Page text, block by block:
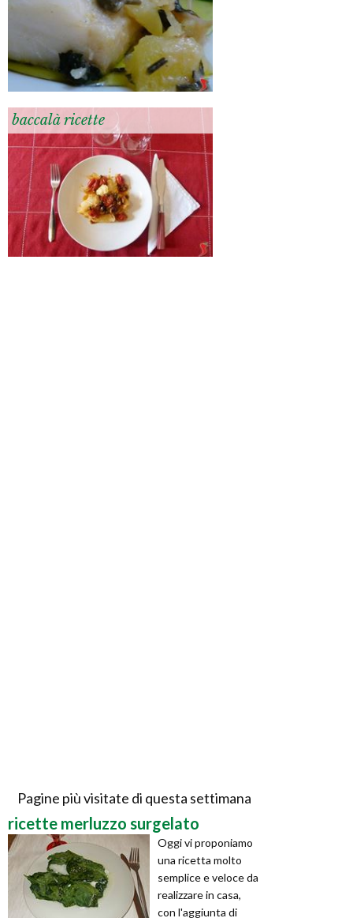
baccalà ricette
Pagine più visitate di questa settimana
ricette merluzzo surgelato
Oggi vi proponiamo
una ricetta molto
semplice e veloce da
realizzare in casa,
con l'aggiunta di